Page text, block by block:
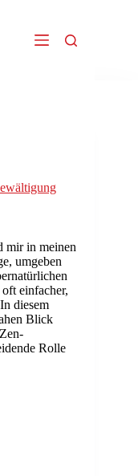
mir in meinen
umgeben
einfacher,
diesem
Blick
Rolle